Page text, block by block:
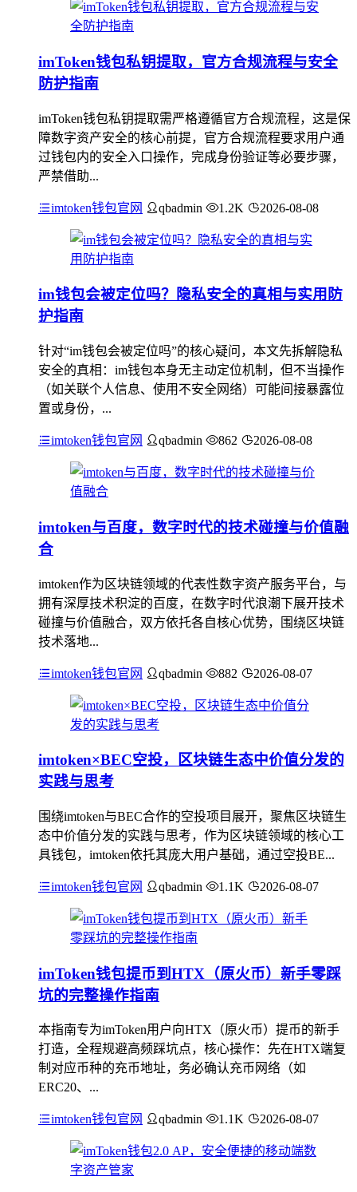
imToken钱包私钥提取，官方合规流程与安全
防护指南
imToken钱包私钥提取需严格遵循官方合规流程，这是保
障数字资产安全的核心前提，官方合规流程要求用户通
过钱包内的安全入口操作，完成身份验证等必要步骤，
严禁借助...
imtoken钱包官网 qbadmin 1.2K 2026-08-08
im钱包会被定位吗？隐私安全的真相与实用防
护指南
针对“im钱包会被定位吗”的核心疑问，本文先拆解隐私
安全的真相：im钱包本身无主动定位机制，但不当操作
（如关联个人信息、使用不安全网络）可能间接暴露位
置或身份，...
imtoken钱包官网 qbadmin 862 2026-08-08
imtoken与百度，数字时代的技术碰撞与价值融
合
imtoken作为区块链领域的代表性数字资产服务平台，与
拥有深厚技术积淀的百度，在数字时代浪潮下展开技术
碰撞与价值融合，双方依托各自核心优势，围绕区块链
技术落地...
imtoken钱包官网 qbadmin 882 2026-08-07
imtoken×BEC空投，区块链生态中价值分发的
实践与思考
围绕imtoken与BEC合作的空投项目展开，聚焦区块链生
态中价值分发的实践与思考，作为区块链领域的核心工
具钱包，imtoken依托其庞大用户基础，通过空投BE...
imtoken钱包官网 qbadmin 1.1K 2026-08-07
imToken钱包提币到HTX（原火币）新手零踩
坑的完整操作指南
本指南专为imToken用户向HTX（原火币）提币的新手
打造，全程规避高频踩坑点，核心操作：先在HTX端复
制对应币种的充币地址，务必确认充币网络（如
ERC20、...
imtoken钱包官网 qbadmin 1.1K 2026-08-07